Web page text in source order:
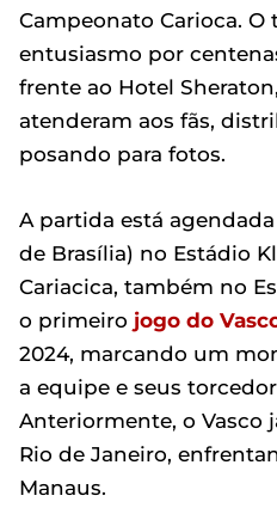
Campeonato Carioca.
entusiasmo por
frente ao Hotel
atenderam aos fãs,
posando para fotos.
A partida está
de Brasília) no Estádio
Cariacica, também no
o primeiro jogo do
2024, marcando um
a equipe e seus
Anteriormente, o Vasco
Rio de Janeiro,
Manaus.